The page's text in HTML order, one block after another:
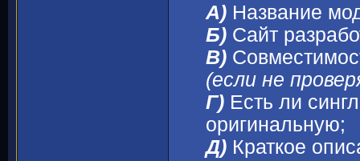
А) Название
Б) Сайт
В)
(если не
Г) Есть ли
оригинальную;
Д) Краткое